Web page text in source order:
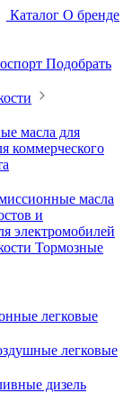
Каталог О бренде
Подобрать
масла для
коммерческого
масла
и
электромобилей
Тормозные
легковые
легковые
дизель